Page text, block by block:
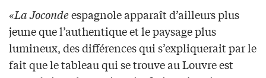
«La Jocondeespagnole apparaît d’ailleurs plus
jeune que l’authentique et le paysage plus
lumineux, des différences qui s’expliquerait par le
fait que le tableau qui se trouve au Louvre est